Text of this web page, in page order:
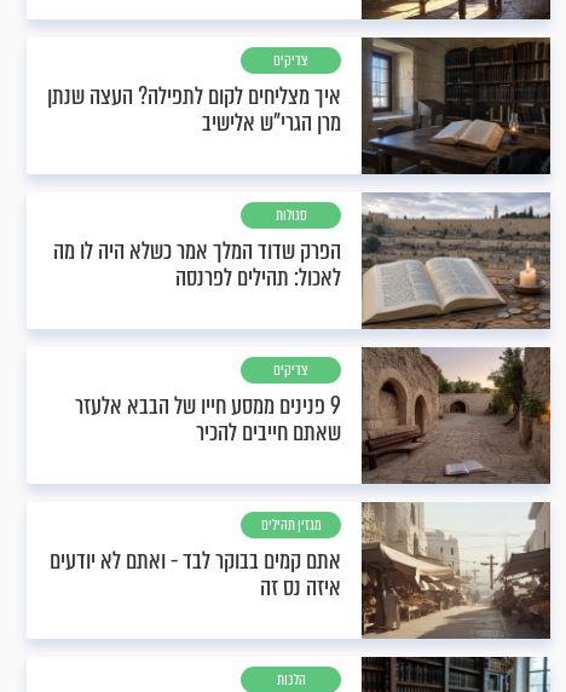
צדיקים
איך מצליחים לקום לתפילה? העצה שנתן
מרן הגרי"ש אלישיב
סגולות
הפרק שדוד המלך אמר כשלא היה לו מה
לאכול: תהילים לפרנסה
צדיקים
9 פנינים ממסע חייו של הבבא אלעזר
שאתם חייבים להכיר
מגזין תהילים
אתם קמים בבוקר לבד - ואתם לא יודעים
איזה נס זה
הלכות